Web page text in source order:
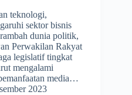
teknologi,
sektor bisnis
dunia politik,
Perwakilan Rakyat
legislatif tingkat
mengalami
media…
2023